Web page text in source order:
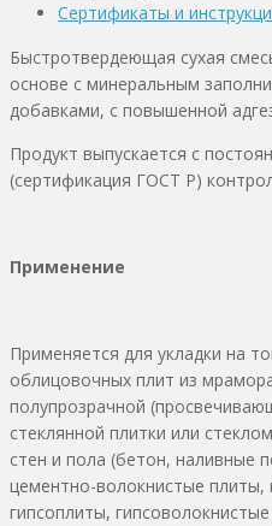
Сертификаты и
Быстротвердеющая сухая
основе с минеральным
добавками, с повышенной
Продукт выпускается с
(сертификация ГОСТ Р)
Применение
Применяется для укладки на
облицовочных плит из
полупрозрачной
стеклянной плитки или
стен и пола (бетон, наливные
цементно-волокнистые
гипсоплиты,